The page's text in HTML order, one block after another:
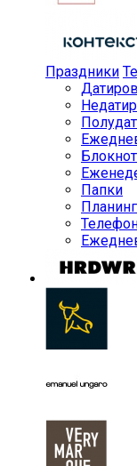
Праздники
Папки